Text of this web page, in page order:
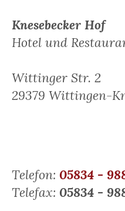
Knesebecker Hof
Hotel und
Wittinger Str. 2
29379 Wittingen-
Telefon: 05834 -
Telefax: 05834 -